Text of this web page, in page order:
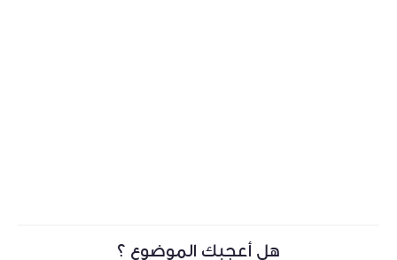
هل أعجبك الموضوع ؟